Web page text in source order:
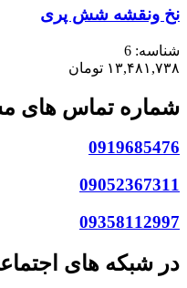
نخ ونقشه شش پری
شناسه: 6
۱۳,۴۸۱,۷۳۸ تومان
شماره تماس های
0919685476
09052367311
09358112997
در شبکه های